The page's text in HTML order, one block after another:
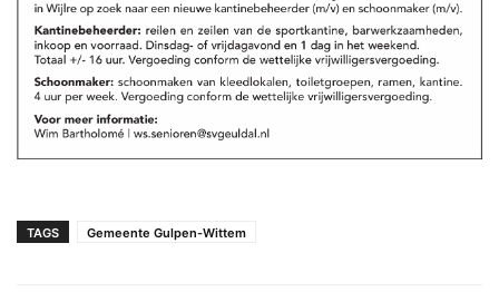
TAGS Gemeente Gulpen-Wittem